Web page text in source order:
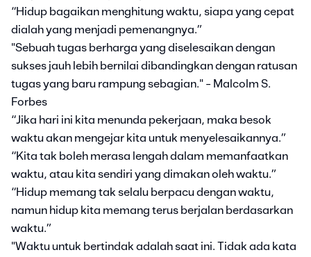
“Hidup bagaikan menghitung waktu, siapa yang cepat
dialah yang menjadi pemenangnya.”
"Sebuah tugas berharga yang diselesaikan dengan
sukses jauh lebih bernilai dibandingkan dengan ratusan
tugas yang baru rampung sebagian." - Malcolm S.
Forbes
“Jika hari ini kita menunda pekerjaan, maka besok
waktu akan mengejar kita untuk menyelesaikannya.”
“Kita tak boleh merasa lengah dalam memanfaatkan
waktu, atau kita sendiri yang dimakan oleh waktu.”
“Hidup memang tak selalu berpacu dengan waktu,
namun hidup kita memang terus berjalan berdasarkan
waktu.”
"Waktu untuk bertindak adalah saat ini. Tidak ada kata